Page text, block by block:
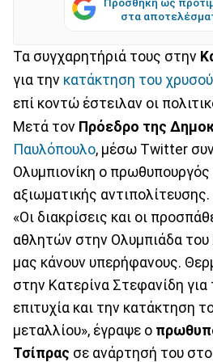
στα
Τα συγχαρητήριά τους στην
για την κατάκτηση του
επί κοντώ έστειλαν οι
Μετά τον Πρόεδρο της
Παυλόπουλο, μέσω Twitter
Ολυμπιονίκη ο πρωθυπουργός
αξιωματικής αντιπολίτευσης.
«Οι διακρίσεις και οι
αθλητών στην Ολυμπιάδα του
μας κάνουν υπερήφανους.
στην Κατερίνα Στεφανίδη για
επιτυχία και την κατάκτηση
μεταλλίου», έγραψε o
Τσίπρας σε ανάρτησή του